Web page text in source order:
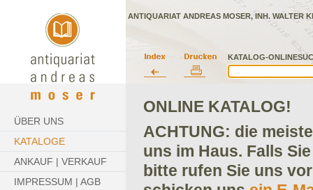
KATALOG-
ANTIQUARIAT ANDREAS MOSER, INH. WALTER
ÜBER UNS
KATALOGE
ANKAUF | VERKAUF
IMPRESSUM | AGB
ONLINE KATALOG!
ACHTUNG: die
uns im Haus. Falls
bitte rufen Sie uns